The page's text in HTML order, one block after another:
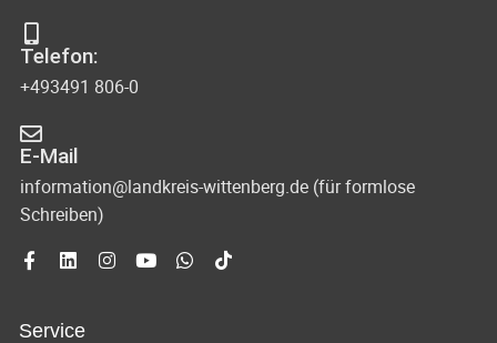
Telefon:
+493491 806-0
E-Mail
information@landkreis-wittenberg.de (für formlose
Schreiben)
Service